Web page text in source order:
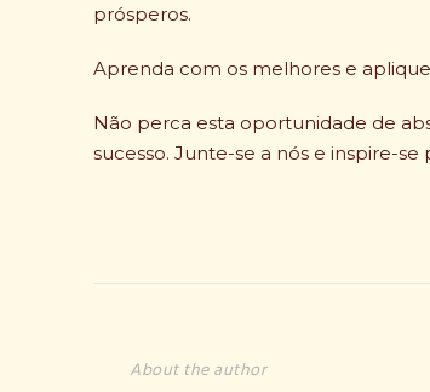
prósperos.
Aprenda com os melhores e
Não perca esta oportunidade de
sucesso. Junte-se a nós e inspire-
About the author